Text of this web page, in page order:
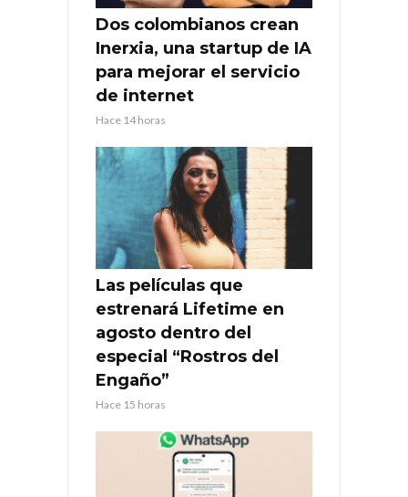
Dos colombianos crean
Inerxia, una startup de IA
para mejorar el servicio
de internet
Hace 14 horas
Las películas que
estrenará Lifetime en
agosto dentro del
especial “Rostros del
Engaño”
Hace 15 horas